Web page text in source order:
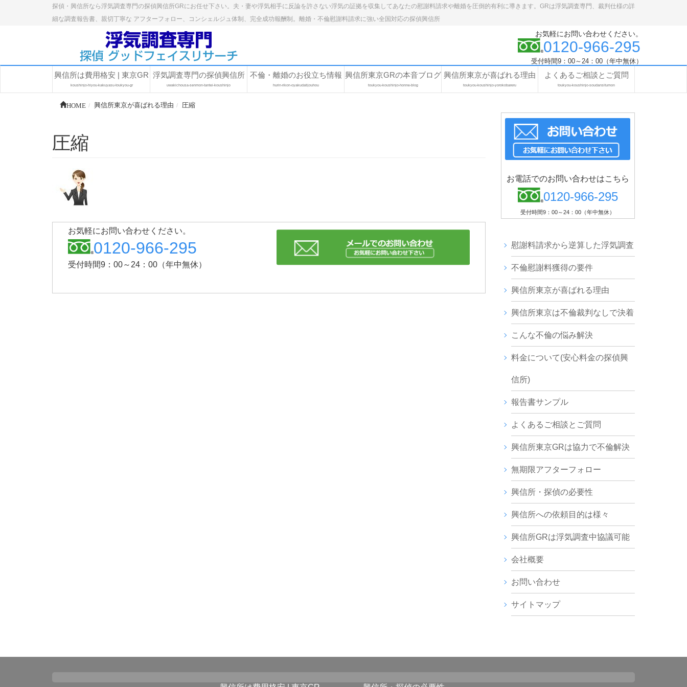
探偵・興信所なら浮気調査専門の探偵興信所GRにお任せ下さい。夫・妻や浮気相手に反論を許さない浮気の証拠を収集してあなたの慰謝料請求や離婚を圧倒的有利に導きます。GRは浮気調査専門、裁判仕様の詳
細な調査報告書、親切丁寧な アフターフォロー、コンシェルジュ体制、完全成功報酬制。離婚・不倫慰謝料請求に強い全国対応の探偵興信所
お気軽にお問い合わせください。
0120-966-295
受付時間9：00～24：00（年中無休）
興信所は費用格安 | 東京GR
koushinjo-hiyou-kakuyasu-toukyou-gr
浮気調査専門の探偵興信所
uwakichousa-senmon-tantei-koushinjo
不倫・離婚のお役立ち情報
hurin-rikon-oyakudatijouhou
興信所東京GRの本音ブログ
toukyou-koushinjo-honne-blog
興信所東京が喜ばれる理由
toukyou-koushinjo-yorokobareru
よくあるご相談とご質問
toukyou-koushinjo-soudansitumon
HOME 興信所東京が喜ばれる理由 圧縮
圧縮
お気軽にお問い合わせください。
0120-966-295
受付時間9：00～24：00（年中無休）
お電話でのお問い合わせはこちら
0120-966-295
受付時間9：00～24：00（年中無休）
慰謝料請求から逆算した浮気調査
不倫慰謝料獲得の要件
興信所東京が喜ばれる理由
興信所東京は不倫裁判なしで決着
こんな不倫の悩み解決
料金について(安心料金の探偵興
信所)
報告書サンプル
よくあるご相談とご質問
興信所東京GRは協力で不倫解決
無期限アフターフォロー
興信所・探偵の必要性
興信所への依頼目的は様々
興信所GRは浮気調査中協議可能
会社概要
お問い合わせ
サイトマップ